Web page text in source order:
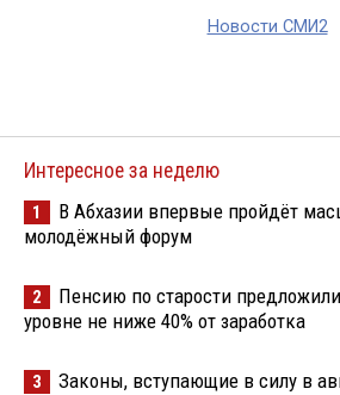
Новости СМИ2
Интересное за неделю
1
В Абхазии впервые пройдёт
молодёжный форум
2
Пенсию по старости
уровне не ниже 40% от заработка
3 Законы, вступающие в силу в